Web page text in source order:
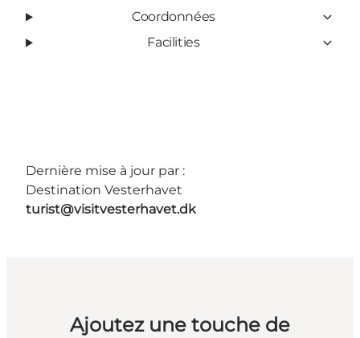
Coordonnées
Facilities
Dernière mise à jour par :
Destination Vesterhavet
turist@visitvesterhavet.dk
Ajoutez une touche de